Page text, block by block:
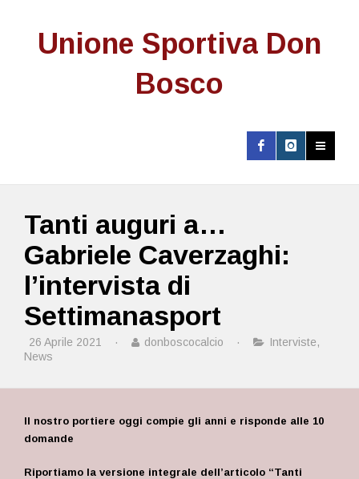
Unione Sportiva Don
Bosco
Tanti auguri a…
Gabriele Caverzaghi:
l’intervista di
Settimanasport
26 Aprile 2021 · donboscocalcio · Interviste,
News
Il nostro portiere oggi compie gli anni e risponde alle 10
domande
Riportiamo la versione integrale dell’articolo “Tanti